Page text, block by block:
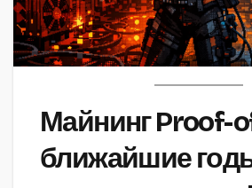
Майнинг Proof-
ближайшие